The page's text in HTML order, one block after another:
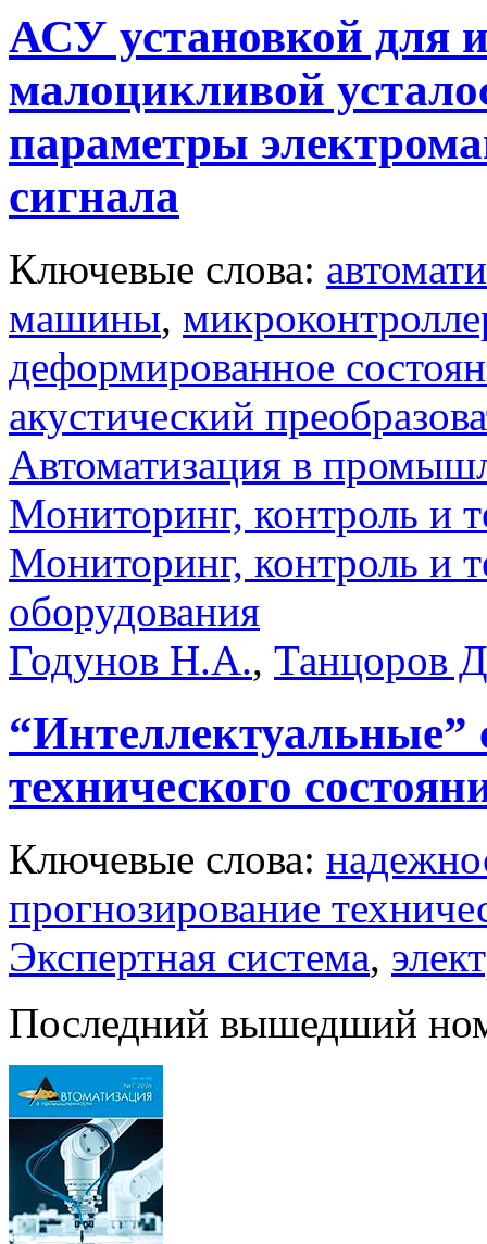
АСУ установкой для
малоцикливой
параметры
сигнала
Ключевые слова:
машины,
деформированное
акустический
Автоматизация в
Мониторинг, контроль и
Мониторинг, контроль и
оборудования
Годунов Н.А., Танцоров
“Интеллектуальные”
технического
Ключевые слова:
прогнозирование
Экспертная система,
Последний вышедший